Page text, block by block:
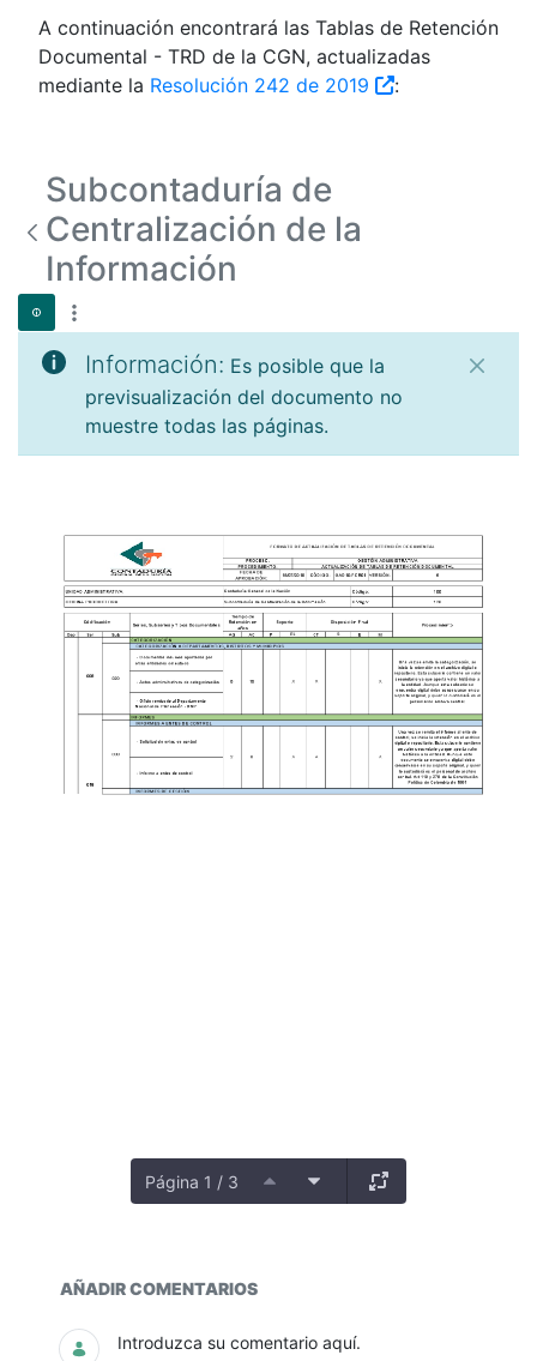
A continuación encontrará las Tablas de Retención
Documental - TRD de la CGN, actualizadas
mediante la Resolución 242 de 2019 :
Subcontaduría de
Centralización de la
Información
Información: Es posible que la
previsualización del documento no
muestre todas las páginas.
Página 1 / 3
Documentos y multimedia
AÑADIR COMENTARIOS
Introduzca su comentario aquí.